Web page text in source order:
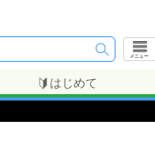
メニュー
はじめて